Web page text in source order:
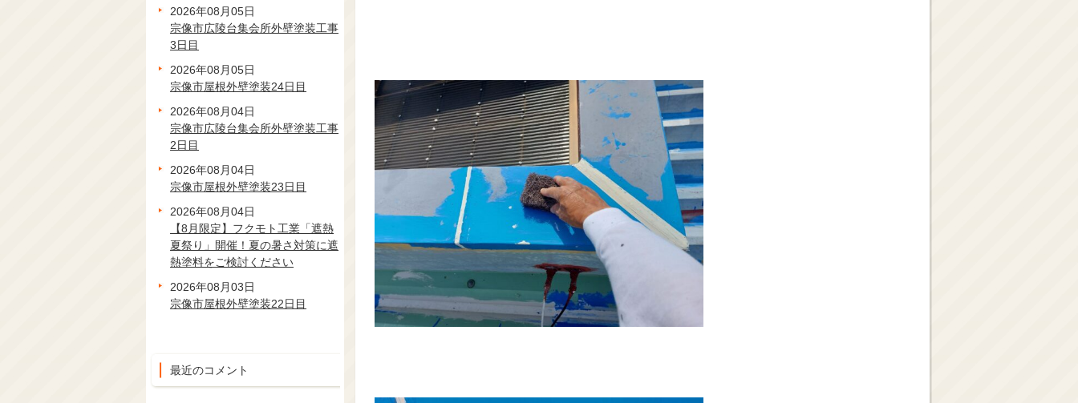
2026年08月05日
宗像市広陵台集会所外壁塗装工事
3日目
2026年08月05日
宗像市屋根外壁塗装24日目
2026年08月04日
宗像市広陵台集会所外壁塗装工事
2日目
2026年08月04日
宗像市屋根外壁塗装23日目
2026年08月04日
【8月限定】フクモト工業「遮熱
夏祭り」開催！夏の暑さ対策に遮
熱塗料をご検討ください
2026年08月03日
宗像市屋根外壁塗装22日目
最近のコメント